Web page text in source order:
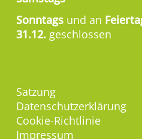
Sonntags und an
31.12. geschlossen
Satzung
Datenschutzerklärung
Cookie-Richtlinie
Impressum